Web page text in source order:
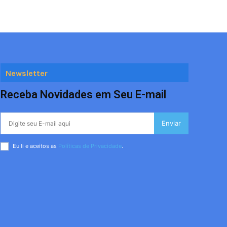
Newsletter
Receba Novidades em Seu E-mail
Enviar
Eu li e aceitos as Políticas de Privacidade.